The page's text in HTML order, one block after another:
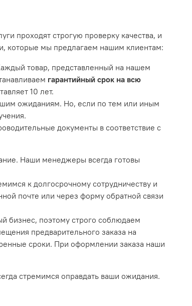
проходят строгую проверку качества, и
которые мы предлагаем нашим клиентам:
товар, представленный на нашем
гарантийный срок на всю
10 лет.
ожиданиям. Но, если по тем или иным
документы в соответствие с
Наши менеджеры всегда готовы
к долгосрочному сотрудничеству и
почте или через форму обратной связи
бизнес, поэтому строго соблюдаем
предварительного заказа на
сроки. При оформлении заказа наши
стремимся оправдать ваши ожидания.